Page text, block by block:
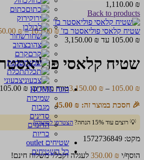
כתום
ירוק
לבן
שחור
צהוב
קרם
שמנת
תכלת
צבעוני
הוגה HOME
שמיכות
מגבות
סדינים
הדומים
כריות
שטיחים outlet
כל השטיחים
Back to products
שטיח קלאסי פוליאסטר בז' 105.00 ₪
–
₪
שטיח קלאסי
105.00 ₪
–
3,150.00 ₪
טווח מחירים: ⁦105.00 ₪⁩ עד ⁦3,150.00 ₪⁩
🎉 חסכת במוצר זה:
45.00 ₪
💡 רוצים עוד 15% הנחה? הצטרפו למועדון!
מקט: 1572736849
הוסף/י
350.00 ₪
לעגלה וקבל/י משלוח חינם!